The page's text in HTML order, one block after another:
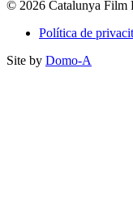
© 2026 Catalunya Film
Política de
Site by Domo-A